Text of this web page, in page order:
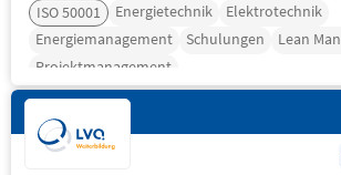
ISO 50001 Energietechnik
Elektrotechnik
Energiemanagement
Schulungen
Lean
Projektmanagement